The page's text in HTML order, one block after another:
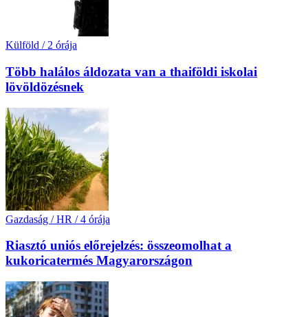
Külföld / 2 órája
Több halálos áldozata van a thaiföldi iskolai
lövöldözésnek
Gazdaság / HR / 4 órája
Riasztó uniós előrejelzés: összeomolhat a
kukoricatermés Magyarországon